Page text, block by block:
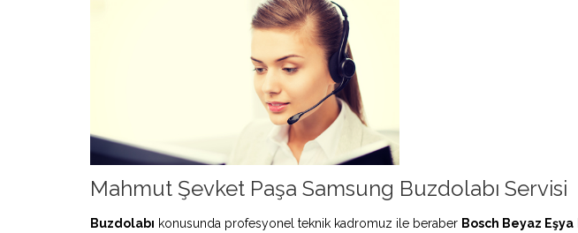
Mahmut Şevket Paşa Samsung Buzdolabı Servisi
Buzdolabı konusunda profesyonel teknik kadromuz ile beraber Bosch Beyaz Eşya